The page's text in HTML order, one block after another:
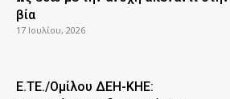
βία
17 Ιουλίου, 2026
Ε.ΤΕ./Ομίλου ΔΕΗ-ΚΗΕ: